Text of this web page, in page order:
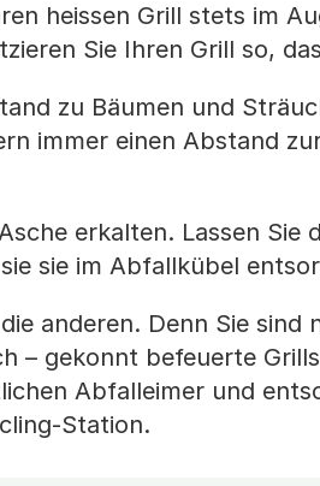
heissen Grill stets im
Sie Ihren Grill so,
zu Bäumen und
immer einen Abstand
erkalten. Lassen
sie im Abfallkübel
anderen. Denn Sie
– gekonnt befeuerte
Abfalleimer und
Station.